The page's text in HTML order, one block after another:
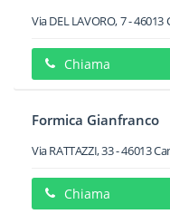
Via DEL LAVORO, 7-46013
Chiama
Formica Gianfranco
Via RATTAZZI, 33-46013
Chiama